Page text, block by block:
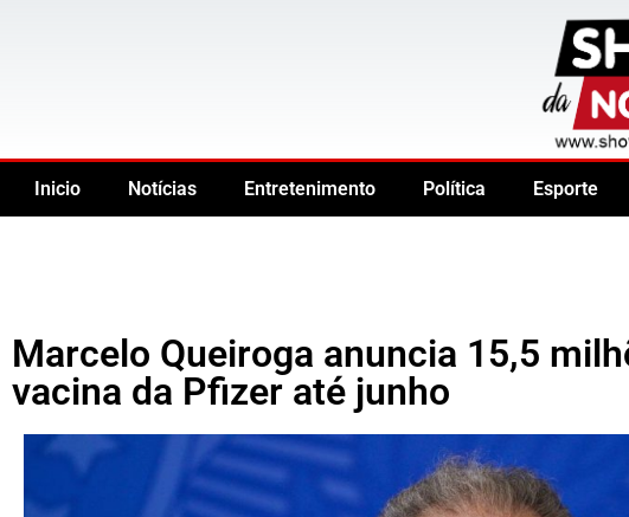
Inicio Notícias Entretenimento Política Esporte
Marcelo Queiroga anuncia 15,5
vacina da Pfizer até junho